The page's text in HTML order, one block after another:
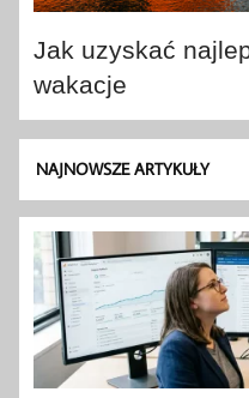
Jak uzyskać
wakacje
NAJNOWSZE ARTYKUŁY